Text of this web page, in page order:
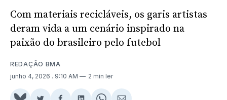
Com materiais recicláveis, os garis artistas
deram vida a um cenário inspirado na
paixão do brasileiro pelo futebol
REDAÇÃO BMA
junho 4, 2026 . 9:10 AM 2 min ler